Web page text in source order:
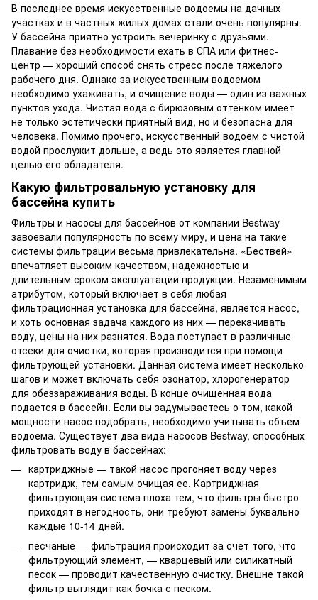
В последнее время искусственные водоемы на дачных
участках и в частных жилых домах стали очень популярны.
У бассейна приятно устроить вечеринку с друзьями.
Плавание без необходимости ехать в СПА или фитнес-
центр — хороший способ снять стресс после тяжелого
рабочего дня. Однако за искусственным водоемом
необходимо ухаживать, и очищение воды — один из важных
пунктов ухода. Чистая вода с бирюзовым оттенком имеет
не только эстетически приятный вид, но и безопасна для
человека. Помимо прочего, искусственный водоем с чистой
водой прослужит дольше, а ведь это является главной
целью его обладателя.
Какую фильтровальную установку для
бассейна купить
Фильтры и насосы для бассейнов от компании Bestway
завоевали популярность по всему миру, и цена на такие
системы фильтрации весьма привлекательна. «Бествей»
впечатляет высоким качеством, надежностью и
длительным сроком эксплуатации продукции. Незаменимым
атрибутом, который включает в себя любая
фильтрационная установка для бассейна, является насос,
и хоть основная задача каждого из них — перекачивать
воду, цены на них разнятся. Вода поступает в различные
отсеки для очистки, которая производится при помощи
фильтрующей установки. Данная система имеет несколько
шагов и может включать себя озонатор, хлорогенератор
для обеззараживания воды. В конце очищенная вода
подается в бассейн. Если вы задумываетесь о том, какой
мощности насос подобрать, необходимо учитывать объем
водоема. Существует два вида насосов Bestway, способных
фильтровать воду в бассейнах:
картриджные — такой насос прогоняет воду через
картридж, тем самым очищая ее. Картриджная
фильтрующая система плоха тем, что фильтры быстро
приходят в негодность, они требуют замены буквально
каждые 10-14 дней.
песчаные — фильтрация происходит за счет того, что
фильтрующий элемент, — кварцевый или силикатный
песок — проводит качественную очистку. Внешне такой
фильтр выглядит как бочка с песком.